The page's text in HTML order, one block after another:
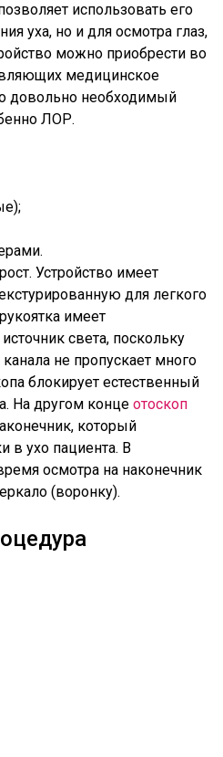
использовать его
уха, но и для осмотра глаз,
можно приобрести во
медицинское
довольно необходимый
ЛОР.
Устройство имеет
для легкого
имеет
света, поскольку
не пропускает много
блокирует естественный
На другом концеотоскоп
который
в ухо пациента. В
осмотра на наконечник
(воронку).